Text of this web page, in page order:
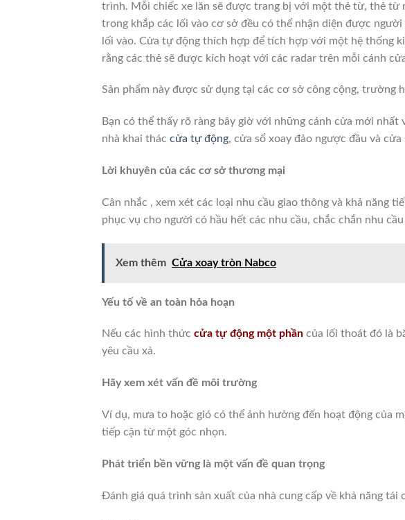
trình. Mỗi chiếc xe lăn sẽ được trang bị với một thẻ từ, thẻ từ
trong khắp các lối vào cơ sở đều có thể nhận diện được
lối vào. Cửa tự động thích hợp để tích hợp với một hệ thống
rằng các thẻ sẽ được kích hoạt với các radar trên mỗi cánh
Sản phẩm này được sử dụng tại các cơ sở công cộng, trường
Bạn có thể thấy rõ ràng bây giờ với những cánh cửa mới nhất
nhà khai thác cửa tự động, cửa sổ xoay đảo ngược đầu và
Lời khuyên của các cơ sở thương mại
Cân nhắc , xem xét các loại nhu cầu giao thông và khả năng
phục vụ cho người có hầu hết các nhu cầu, chắc chắn nhu
Xem thêm Cửa xoay tròn Nabco
Yếu tố về an toàn hỏa hoạn
Nếu các hình thức cửa tự động một phần của lối thoát đó là
yêu cầu xả.
Hãy xem xét vấn đề môi trường
Ví dụ, mưa to hoặc gió có thể ảnh hưởng đến hoạt động của
tiếp cận từ một góc nhọn.
Phát triển bền vững là một vấn đề quan trọng
Đánh giá quá trình sản xuất của nhà cung cấp về khả năng tái